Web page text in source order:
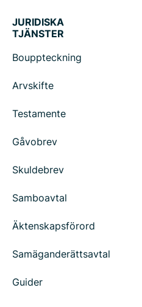
JURIDISKA
TJÄNSTER
Bouppteckning
Arvskifte
Testamente
Gåvobrev
Skuldebrev
Samboavtal
Äktenskapsförord
Samäganderättsavtal
Guider